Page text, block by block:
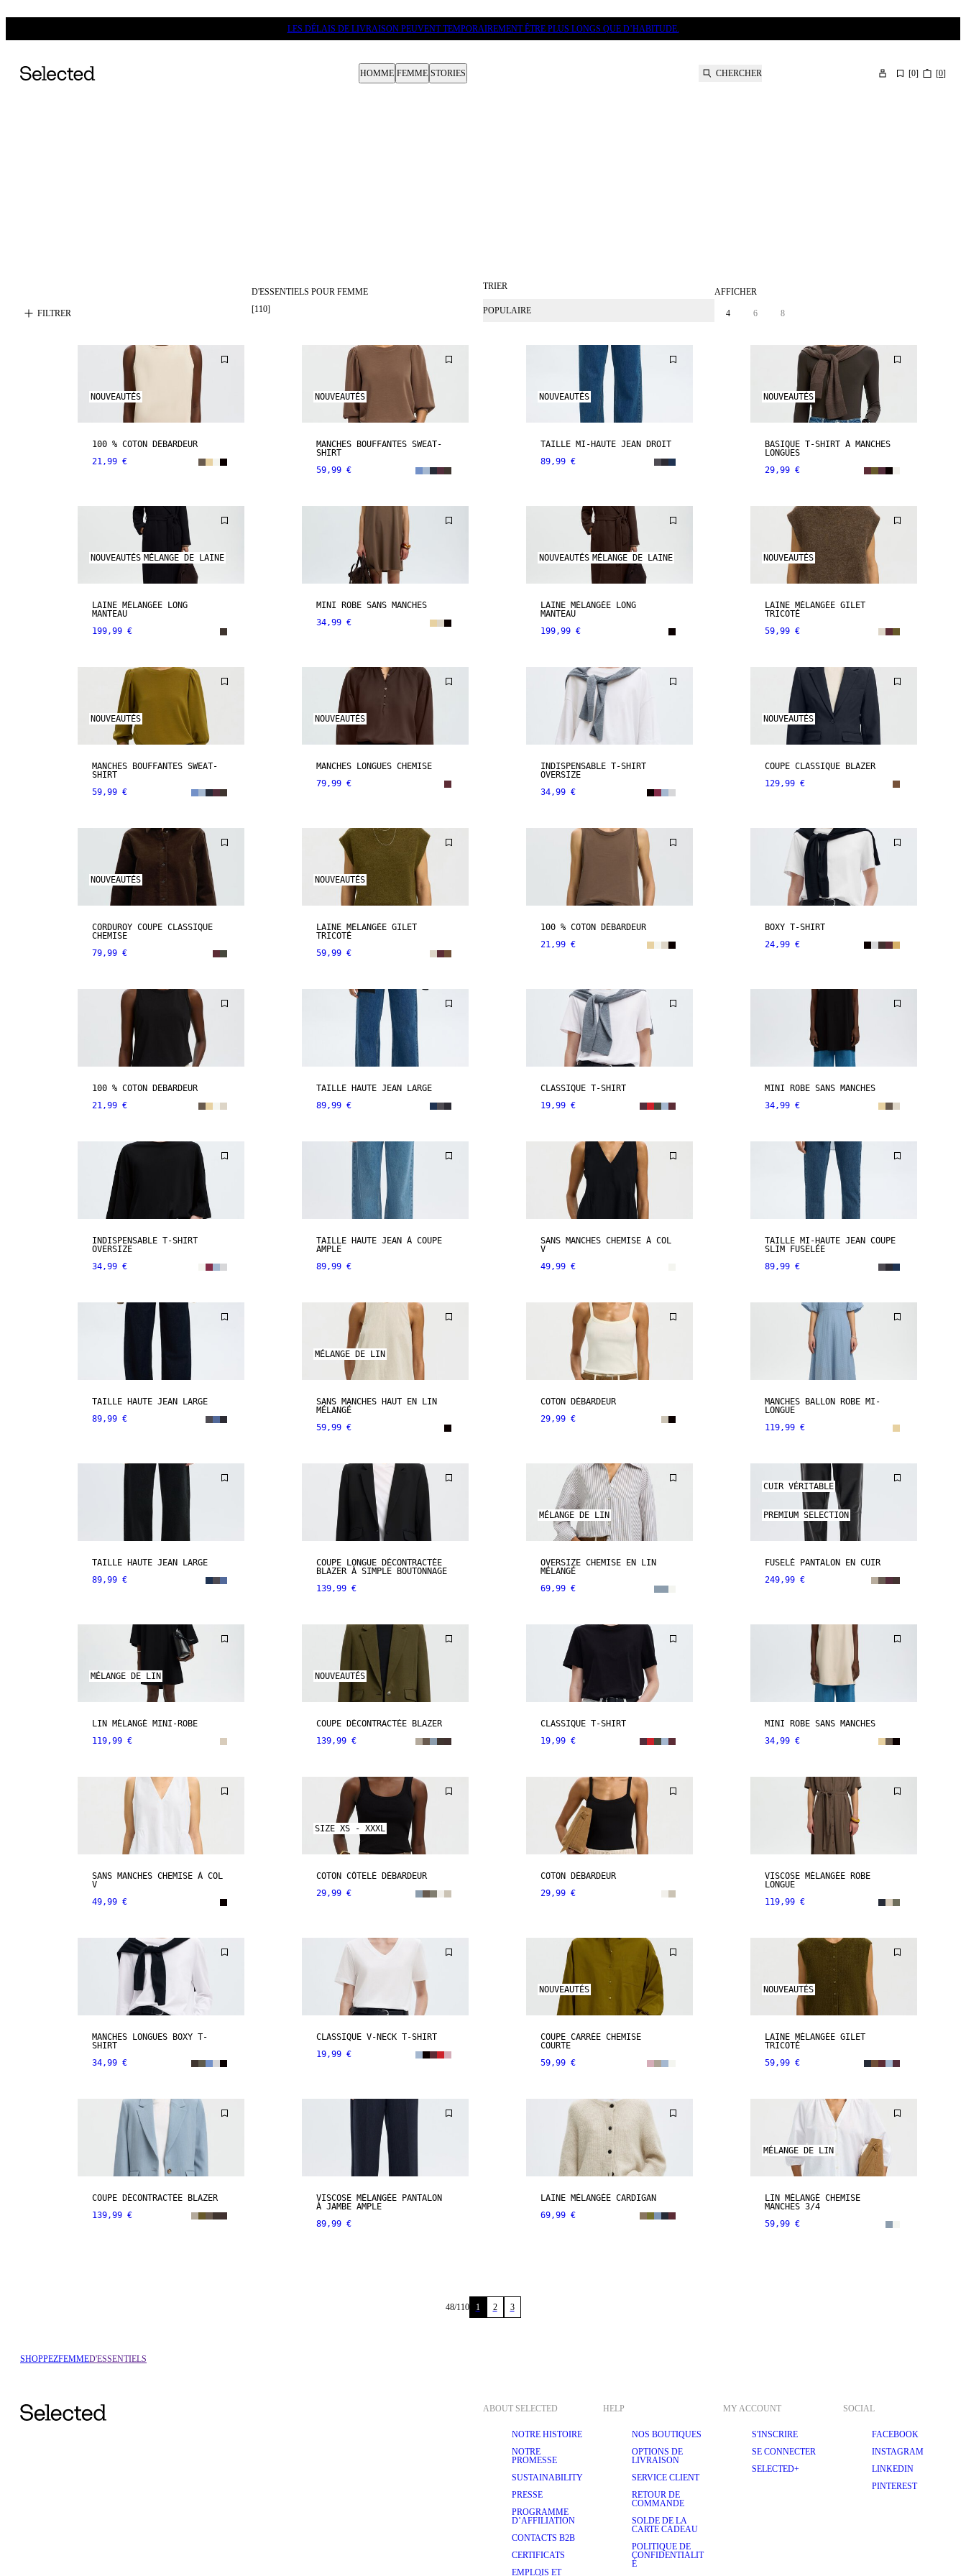
LES DÉLAIS DE LIVRAISON PEUVENT TEMPORAIREMENT ÊTRE PLUS LONGS QUE D’HABITUDE.
HOMME FEMME STORIES CHERCHER [0] [0]
FILTRER
D'ESSENTIELS POUR FEMME
[110]
TRIER
POPULAIRE
AFFICHER
4 6 8
NOUVEAUTÉS
100 % COTON DÉBARDEUR
21,99 €
NOUVEAUTÉS
MANCHES BOUFFANTES SWEAT-
SHIRT
59,99 €
NOUVEAUTÉS
TAILLE MI-HAUTE JEAN DROIT
89,99 €
NOUVEAUTÉS
BASIQUE T-SHIRT À MANCHES
LONGUES
29,99 €
NOUVEAUTÉS MÉLANGE DE LAINE
LAINE MÉLANGÉE LONG
MANTEAU
199,99 €
MINI ROBE SANS MANCHES
34,99 €
NOUVEAUTÉS MÉLANGE DE LAINE
LAINE MÉLANGÉE LONG
MANTEAU
199,99 €
NOUVEAUTÉS
LAINE MÉLANGÉE GILET
TRICOTÉ
59,99 €
NOUVEAUTÉS
MANCHES BOUFFANTES SWEAT-
SHIRT
59,99 €
NOUVEAUTÉS
MANCHES LONGUES CHEMISE
79,99 €
INDISPENSABLE T-SHIRT
OVERSIZE
34,99 €
NOUVEAUTÉS
COUPE CLASSIQUE BLAZER
129,99 €
NOUVEAUTÉS
CORDUROY COUPE CLASSIQUE
CHEMISE
79,99 €
NOUVEAUTÉS
LAINE MÉLANGÉE GILET
TRICOTÉ
59,99 €
100 % COTON DÉBARDEUR
21,99 €
BOXY T-SHIRT
24,99 €
100 % COTON DÉBARDEUR
21,99 €
TAILLE HAUTE JEAN LARGE
89,99 €
CLASSIQUE T-SHIRT
19,99 €
MINI ROBE SANS MANCHES
34,99 €
INDISPENSABLE T-SHIRT
OVERSIZE
34,99 €
TAILLE HAUTE JEAN À COUPE
AMPLE
89,99 €
SANS MANCHES CHEMISE À COL
V
49,99 €
TAILLE MI-HAUTE JEAN COUPE
SLIM FUSELÉE
89,99 €
TAILLE HAUTE JEAN LARGE
89,99 €
MÉLANGE DE LIN
SANS MANCHES HAUT EN LIN
MÉLANGÉ
59,99 €
COTON DÉBARDEUR
29,99 €
MANCHES BALLON ROBE MI-
LONGUE
119,99 €
TAILLE HAUTE JEAN LARGE
89,99 €
COUPE LONGUE DÉCONTRACTÉE
BLAZER À SIMPLE BOUTONNAGE
139,99 €
MÉLANGE DE LIN
OVERSIZE CHEMISE EN LIN
MÉLANGÉ
69,99 €
CUIR VÉRITABLE
PREMIUM SELECTION
FUSELÉ PANTALON EN CUIR
249,99 €
MÉLANGE DE LIN
LIN MÉLANGÉ MINI-ROBE
119,99 €
NOUVEAUTÉS
COUPE DÉCONTRACTÉE BLAZER
139,99 €
CLASSIQUE T-SHIRT
19,99 €
MINI ROBE SANS MANCHES
34,99 €
SANS MANCHES CHEMISE À COL
V
49,99 €
SIZE XS - XXXL
COTON CÔTELÉ DÉBARDEUR
29,99 €
COTON DÉBARDEUR
29,99 €
VISCOSE MÉLANGÉE ROBE
LONGUE
119,99 €
MANCHES LONGUES BOXY T-
SHIRT
34,99 €
CLASSIQUE V-NECK T-SHIRT
19,99 €
NOUVEAUTÉS
COUPE CARRÉE CHEMISE
COURTE
59,99 €
NOUVEAUTÉS
LAINE MÉLANGÉE GILET
TRICOTÉ
59,99 €
COUPE DÉCONTRACTÉE BLAZER
139,99 €
VISCOSE MÉLANGÉE PANTALON
À JAMBE AMPLE
89,99 €
LAINE MÉLANGÉE CARDIGAN
69,99 €
MÉLANGE DE LIN
LIN MÉLANGÉ CHEMISE
MANCHES 3/4
59,99 €
48/110 1 2 3
SHOPPEZFEMMED'ESSENTIELS
ABOUT SELECTED
NOTRE HISTOIRE
NOTRE
PROMESSE
SUSTAINABILITY
PRESSE
PROGRAMME
D’AFFILIATION
CONTACTS B2B
CERTIFICATS
EMPLOIS ET
HELP
NOS BOUTIQUES
OPTIONS DE
LIVRAISON
SERVICE CLIENT
RETOUR DE
COMMANDE
SOLDE DE LA
CARTE CADEAU
POLITIQUE DE
CONFIDENTIALIT
É
MY ACCOUNT
S'INSCRIRE
SE CONNECTER
SELECTED+
SOCIAL
FACEBOOK
INSTAGRAM
LINKEDIN
PINTEREST